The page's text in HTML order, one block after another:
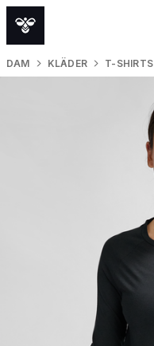
DAM KLÄDER T-SHIRTS